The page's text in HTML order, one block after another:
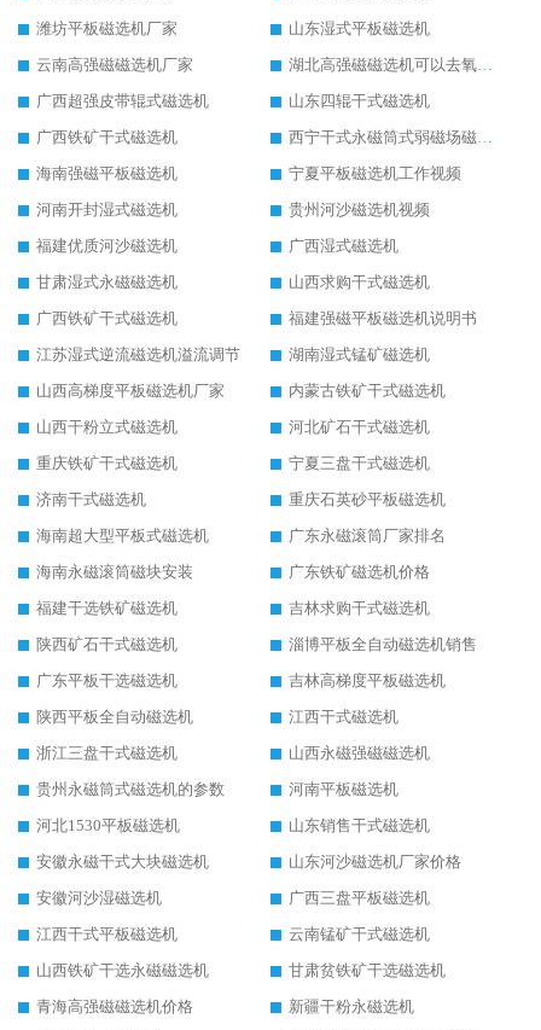
潍坊平板磁选机厂家
山东湿式平板磁选机
云南高强磁磁选机厂家
湖北高强磁磁选机可以去氧化铝
广西超强皮带辊式磁选机
山东四辊干式磁选机
广西铁矿干式磁选机
西宁干式永磁筒式弱磁场磁选机结构图
海南强磁平板磁选机
宁夏平板磁选机工作视频
河南开封湿式磁选机
贵州河沙磁选机视频
福建优质河沙磁选机
广西湿式磁选机
甘肃湿式永磁磁选机
山西求购干式磁选机
广西铁矿干式磁选机
福建强磁平板磁选机说明书
江苏湿式逆流磁选机溢流调节
湖南湿式锰矿磁选机
山西高梯度平板磁选机厂家
内蒙古铁矿干式磁选机
山西干粉立式磁选机
河北矿石干式磁选机
重庆铁矿干式磁选机
宁夏三盘干式磁选机
济南干式磁选机
重庆石英砂平板磁选机
海南超大型平板式磁选机
广东永磁滚筒厂家排名
海南永磁滚筒磁块安装
广东铁矿磁选机价格
福建干选铁矿磁选机
吉林求购干式磁选机
陕西矿石干式磁选机
淄博平板全自动磁选机销售
广东平板干选磁选机
吉林高梯度平板磁选机
陕西平板全自动磁选机
江西干式磁选机
浙江三盘干式磁选机
山西永磁强磁磁选机
贵州永磁筒式磁选机的参数
河南平板磁选机
河北1530平板磁选机
山东销售干式磁选机
安徽永磁干式大块磁选机
山东河沙磁选机厂家价格
安徽河沙湿磁选机
广西三盘平板磁选机
江西干式平板磁选机
云南锰矿干式磁选机
山西铁矿干选永磁磁选机
甘肃贫铁矿干选磁选机
青海高强磁磁选机价格
新疆干粉永磁选机